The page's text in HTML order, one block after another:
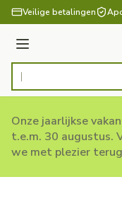
Ga naar de inhoud
Veilige betalingen
Menu
Product, merk,
Onze jaarlijkse
t.e.m. 30 augustus.
we met plezier